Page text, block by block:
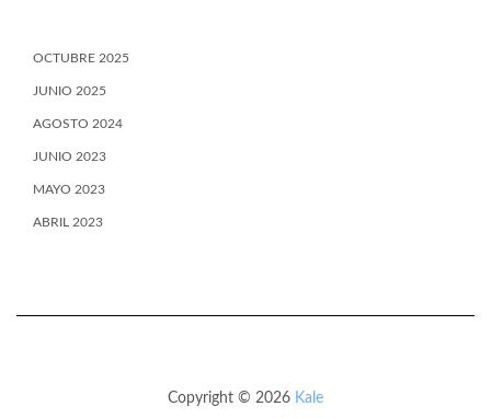
OCTUBRE 2025
JUNIO 2025
AGOSTO 2024
JUNIO 2023
MAYO 2023
ABRIL 2023
Copyright © 2026 Kale